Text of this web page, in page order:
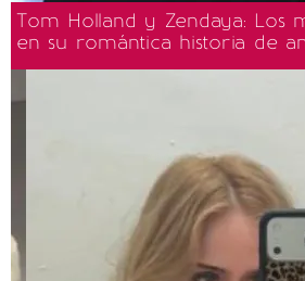
Tom Holland y Zendaya: Los
en su romántica historia de